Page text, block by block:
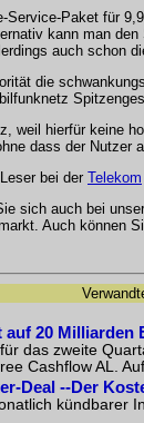
Paket für
kann man
auch schon
die
hierfür keine
dass der Nutzer
bei der Telekom
sich auch bei
Auch können
auf 20 Milliarden
das zweite
Cashflow AL.
Deal --Der
kündbarer